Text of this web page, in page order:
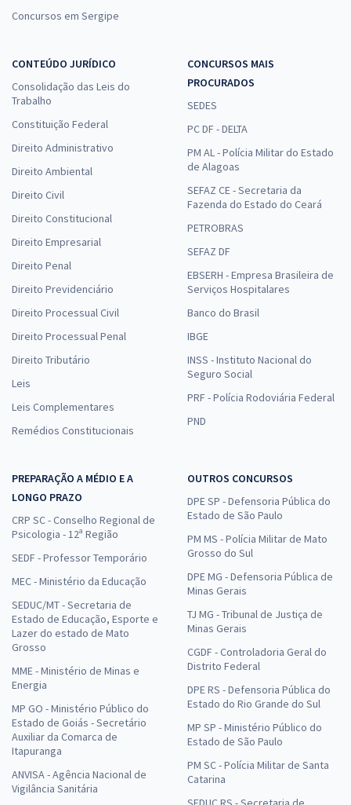
Concursos em Sergipe
CONTEÚDO JURÍDICO
Consolidação das Leis do
Trabalho
Constituição Federal
Direito Administrativo
Direito Ambiental
Direito Civil
Direito Constitucional
Direito Empresarial
Direito Penal
Direito Previdenciário
Direito Processual Civil
Direito Processual Penal
Direito Tributário
Leis
Leis Complementares
Remédios Constitucionais
CONCURSOS MAIS
PROCURADOS
SEDES
PC DF - DELTA
PM AL - Polícia Militar do Estado
de Alagoas
SEFAZ CE - Secretaria da
Fazenda do Estado do Ceará
PETROBRAS
SEFAZ DF
EBSERH - Empresa Brasileira de
Serviços Hospitalares
Banco do Brasil
IBGE
INSS - Instituto Nacional do
Seguro Social
PRF - Polícia Rodoviária Federal
PND
PREPARAÇÃO A MÉDIO E A
LONGO PRAZO
CRP SC - Conselho Regional de
Psicologia - 12ª Região
SEDF - Professor Temporário
MEC - Ministério da Educação
SEDUC/MT - Secretaria de
Estado de Educação, Esporte e
Lazer do estado de Mato
Grosso
MME - Ministério de Minas e
Energia
MP GO - Ministério Público do
Estado de Goiás - Secretário
Auxiliar da Comarca de
Itapuranga
ANVISA - Agência Nacional de
Vigilância Sanitária
OUTROS CONCURSOS
DPE SP - Defensoria Pública do
Estado de São Paulo
PM MS - Polícia Militar de Mato
Grosso do Sul
DPE MG - Defensoria Pública de
Minas Gerais
TJ MG - Tribunal de Justiça de
Minas Gerais
CGDF - Controladoria Geral do
Distrito Federal
DPE RS - Defensoria Pública do
Estado do Rio Grande do Sul
MP SP - Ministério Público do
Estado de São Paulo
PM SC - Polícia Militar de Santa
Catarina